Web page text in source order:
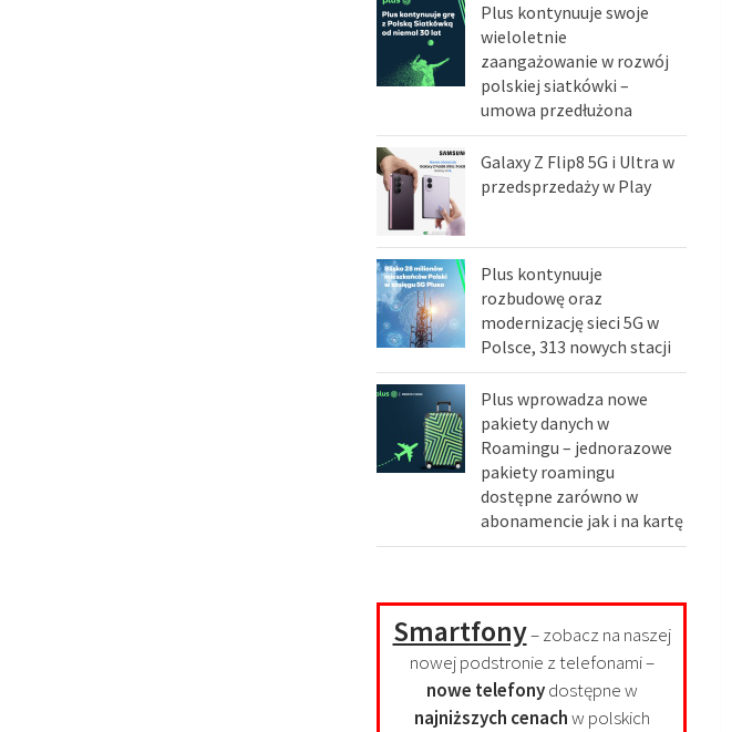
Plus kontynuuje swoje
wieloletnie
zaangażowanie w rozwój
polskiej siatkówki –
umowa przedłużona
Galaxy Z Flip8 5G i Ultra w
przedsprzedaży w Play
Plus kontynuuje
rozbudowę oraz
modernizację sieci 5G w
Polsce, 313 nowych stacji
Plus wprowadza nowe
pakiety danych w
Roamingu – jednorazowe
pakiety roamingu
dostępne zarówno w
abonamencie jak i na kartę
Smartfony– zobacz na naszej
nowej podstronie z telefonami –
nowe telefonydostępne w
najniższych cenachw polskich